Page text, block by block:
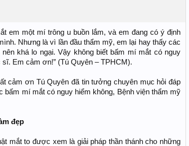
em một mí trông u buồn lắm, và em đang có ý định
Nhưng là vì lần đầu thẩm mỹ, em lại hay thấy các
khá lo ngại. Vậy không biết bấm mí mắt có nguy
Em cảm ơn!” (Tú Quyên – TPHCM).
cảm ơn Tú Quyên đã tin tưởng chuyên mục hỏi đáp
bấm mí mắt có nguy hiểm không, Bệnh viện thẩm mỹ
đẹp
mắt to được xem là giải pháp thần thánh cho những